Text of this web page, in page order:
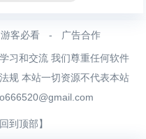
游客必看 - 广告合作
习和交流 我们尊重任何软件
规 本站一切资源不代表本站
回到顶部】